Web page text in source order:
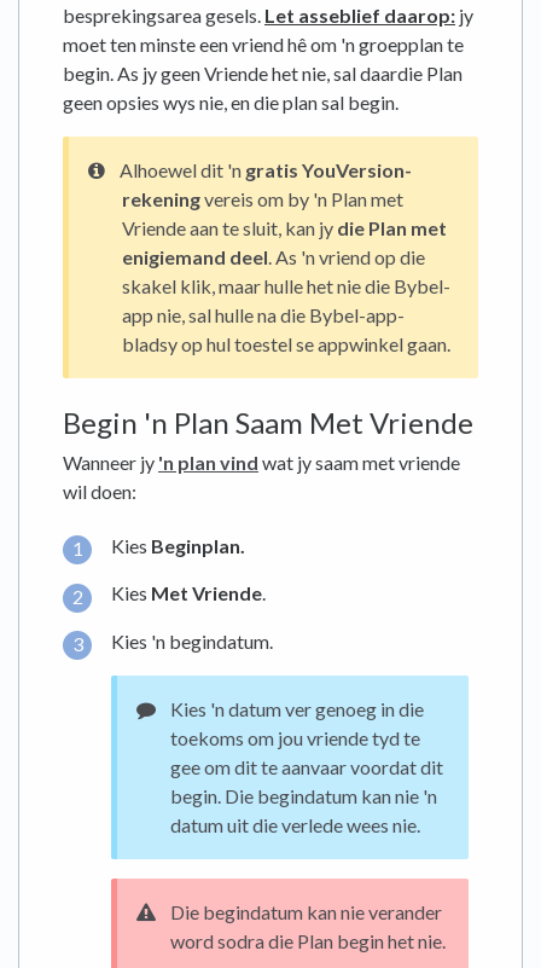
besprekingsarea gesels. Let asseblief daarop: jy
moet ten minste een vriend hê om 'n groepplan te
begin. As jy geen Vriende het nie, sal daardie Plan
geen opsies wys nie, en die plan sal begin.
Alhoewel dit 'n gratis YouVersion-
rekeningvereis om by 'n Plan met
Vriende aan te sluit, kan jy die Plan met
enigiemand deel. As 'n vriend op die
skakel klik, maar hulle het nie die Bybel-
app nie, sal hulle na die Bybel-app-
bladsy op hul toestel se appwinkel gaan.
Begin 'n Plan Saam Met Vriende
Wanneer jy 'n plan vind wat jy saam met vriende
wil doen:
Kies Beginplan.
Kies Met Vriende.
Kies 'n begindatum.
Kies 'n datum ver genoeg in die
toekoms om jou vriende tyd te
gee om dit te aanvaar voordat dit
begin. Die begindatum kan nie 'n
datum uit die verlede wees nie.
Die begindatum kan nie verander
word sodra die Plan begin het nie.